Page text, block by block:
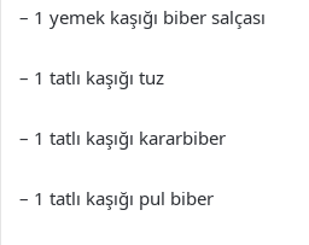
– 1 yemek kaşığı biber salçası
– 1 tatlı kaşığı tuz
– 1 tatlı kaşığı kararbiber
– 1 tatlı kaşığı pul biber